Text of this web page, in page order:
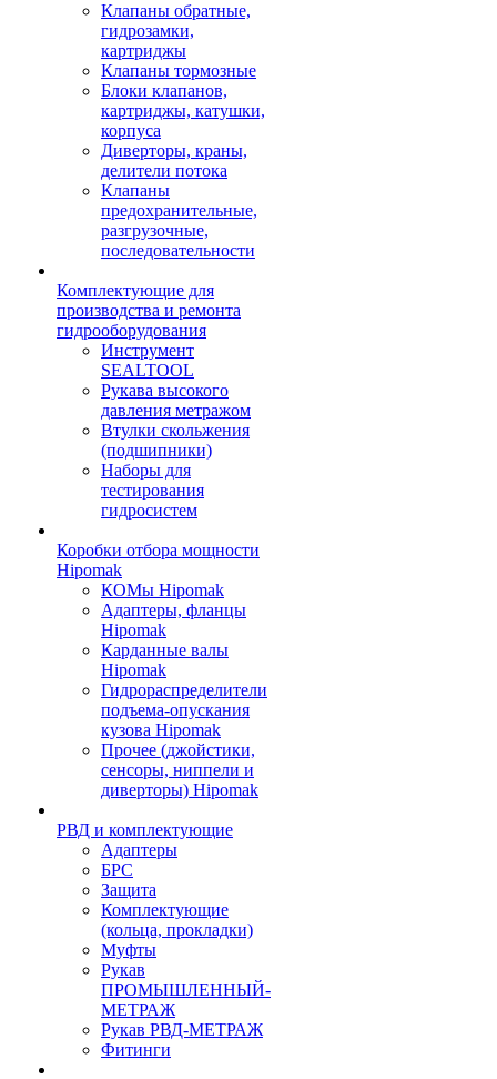
Клапаны обратные,
гидрозамки,
картриджы
Клапаны тормозные
Блоки клапанов,
картриджы, катушки,
корпуса
Диверторы, краны,
делители потока
Клапаны
предохранительные,
разгрузочные,
последовательности
Комплектующие для
производства и ремонта
гидрооборудования
Инструмент
SEALTOOL
Рукава высокого
давления метражом
Втулки скольжения
(подшипники)
Наборы для
тестирования
гидросистем
Коробки отбора мощности
Hipomak
КОМы Hipomak
Адаптеры, фланцы
Hipomak
Карданные валы
Hipomak
Гидрораспределители
подъема-опускания
кузова Hipomak
Прочее (джойстики,
сенсоры, ниппели и
диверторы) Hipomak
РВД и комплектующие
Адаптеры
БРС
Защита
Комплектующие
(кольца, прокладки)
Муфты
Рукав
ПРОМЫШЛЕННЫЙ-
МЕТРАЖ
Рукав РВД-МЕТРАЖ
Фитинги